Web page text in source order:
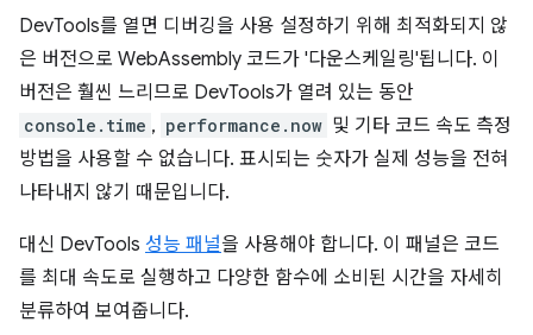
DevTools를 열면 디버깅을 사용 설정하기 위해 최적화되지 않
은 버전으로 WebAssembly 코드가 '다운스케일링'됩니다. 이
버전은 훨씬 느리므로 DevTools가 열려 있는 동안
console.time , performance.now 및 기타 코드 속도 측정
방법을 사용할 수 없습니다. 표시되는 숫자가 실제 성능을 전혀
나타내지 않기 때문입니다.
대신 DevTools 성능 패널을 사용해야 합니다. 이 패널은 코드
를 최대 속도로 실행하고 다양한 함수에 소비된 시간을 자세히
분류하여 보여줍니다.